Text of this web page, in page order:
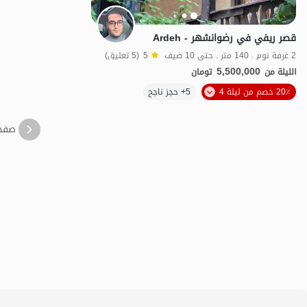
قصر ريفي في رضوانشهر - Ardeh
2 غرفة نوم . 140 متر . حتى 10 ضيف 5 (5 تعليق)
الليلة من 5,500,000 تومان
20٪ خصم من ليلة 4
5+ حجز ناجح